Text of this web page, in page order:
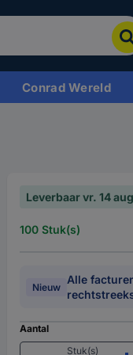
Conrad Wereld
Leverbaar vr. 14
100 Stuk(s)
Nieuw
Alle
Aantal
Stuk(s)